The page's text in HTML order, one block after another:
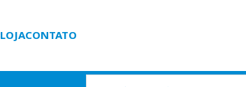
LOJACONTATO